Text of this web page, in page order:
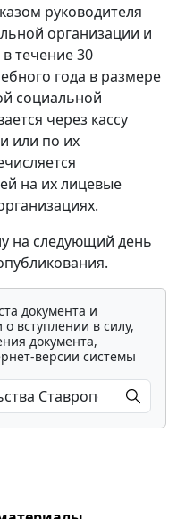
руководителя
организации и
течение 30
года в размере
социальной
через кассу
или по их
на их лицевые
на следующий день
документа и
вступлении в силу,
документа,
версии системы